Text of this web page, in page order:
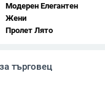
Модерен Елегантен
Жени
Пролет Лято
търговец